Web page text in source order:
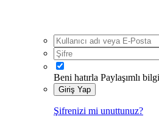
Beni hatırla Paylaşımlı
Giriş Yap
Şifrenizi mi unuttunuz?